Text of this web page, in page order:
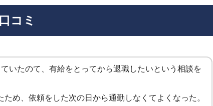
コミ
いたのて、有給をとってから退職したいという相談を
ため、依頼をした次の日から通勤しなくてよくなった。